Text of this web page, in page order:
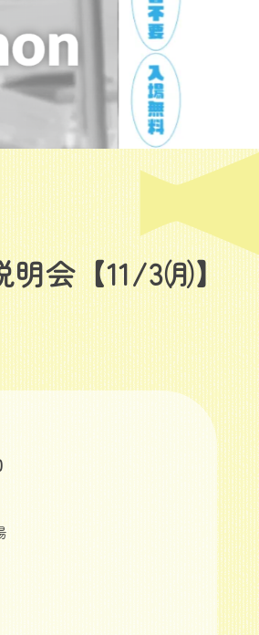
明会【11/3㈪】